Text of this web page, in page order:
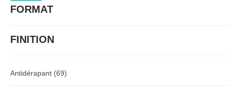
FORMAT
FINITION
Antidérapant (69)